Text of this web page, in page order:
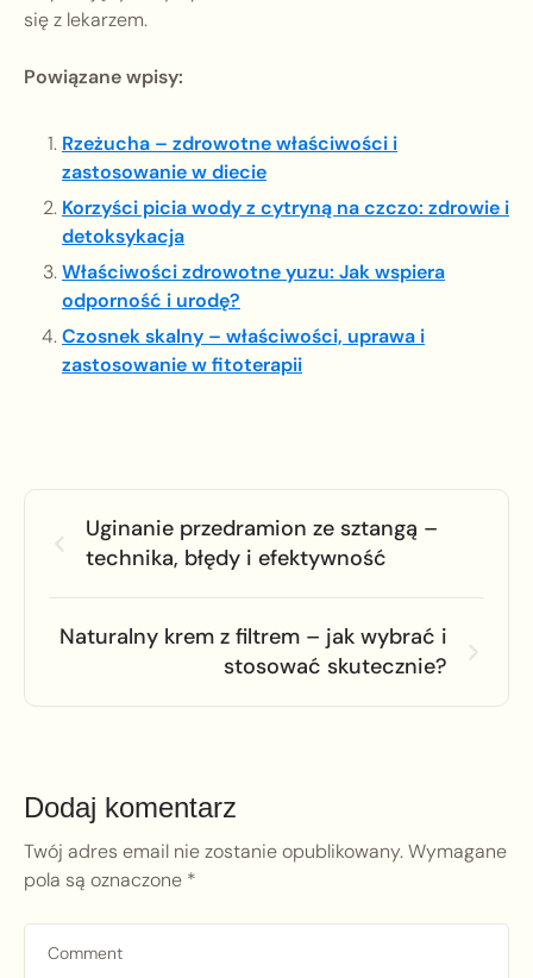
się z lekarzem.
Powiązane wpisy:
Rzeżucha – zdrowotne właściwości i
zastosowanie w diecie
Korzyści picia wody z cytryną na czczo: zdrowie i
detoksykacja
Właściwości zdrowotne yuzu: Jak wspiera
odporność i urodę?
Czosnek skalny – właściwości, uprawa i
zastosowanie w fitoterapii
Uginanie przedramion ze sztangą –
technika, błędy i efektywność
Naturalny krem z filtrem – jak wybrać i
stosować skutecznie?
Dodaj komentarz
Twój adres email nie zostanie opublikowany.Wymagane
pola są oznaczone *